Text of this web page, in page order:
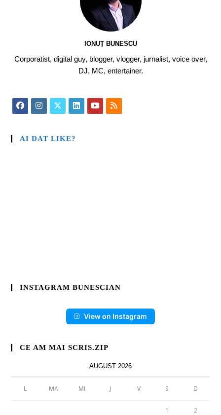
IONUȚ BUNESCU
Corporatist, digital guy, blogger, vlogger, jurnalist, voice over,
DJ, MC, entertainer.
AI DAT LIKE?
INSTAGRAM BUNESCIAN
View on Instagram
CE AM MAI SCRIS.ZIP
AUGUST 2026
L MA MI J V S D
1 2